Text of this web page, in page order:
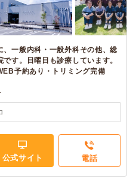
一般内科・一般外科その他、総
す。日曜日も診療しています。
予約あり・トリミング完備
公式サイト 電話